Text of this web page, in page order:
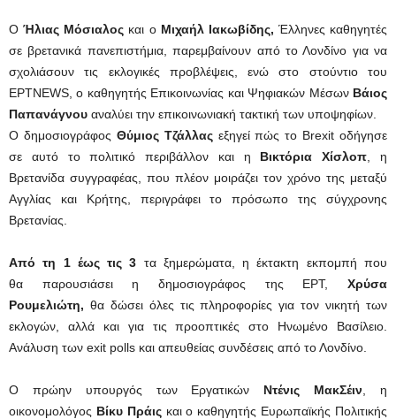
Ο Ήλιας Μόσιαλος και ο Μιχαήλ Ιακωβίδης, Έλληνες καθηγητές
σε βρετανικά πανεπιστήμια, παρεμβαίνουν από το Λονδίνο για να
σχολιάσουν τις εκλογικές προβλέψεις, ενώ στο στούντιο του
ΕΡΤNEWS, ο καθηγητής Επικοινωνίας και Ψηφιακών Μέσων Βάιος
Παπανάγνου αναλύει την επικοινωνιακή τακτική των υποψηφίων.
Ο δημοσιογράφος Θύμιος Τζάλλαςεξηγεί πώς το Brexit οδήγησε
σε αυτό το πολιτικό περιβάλλον και η Βικτόρια Χίσλοπ , η
Βρετανίδα συγγραφέας, που πλέον μοιράζει τον χρόνο της μεταξύ
Αγγλίας και Κρήτης, περιγράφει το πρόσωπο της σύγχρονης
Βρετανίας.
Από τη 1 έως τις 3 τα ξημερώματα, η έκτακτη εκπομπή που
θα παρουσιάσει η δημοσιογράφος της ΕΡΤ, Χρύσα
Ρουμελιώτη, θα δώσει όλες τις πληροφορίες για τον νικητή των
εκλογών, αλλά και για τις προοπτικές στο Ηνωμένο Βασίλειο.
Ανάλυση των exit polls και απευθείας συνδέσεις από το Λονδίνο.
Ο πρώην υπουργός των Εργατικών Ντένις ΜακΣέιν , η
οικονομολόγος Βίκυ Πράιςκαι ο καθηγητής Ευρωπαϊκής Πολιτικής